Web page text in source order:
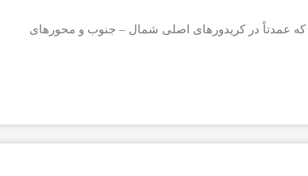
که عمدتاً در کریدورهای اصلی شمال – جنوب و محورهای